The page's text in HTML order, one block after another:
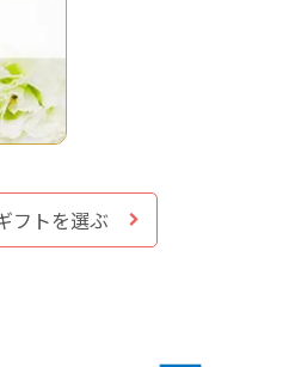
フトを選ぶ